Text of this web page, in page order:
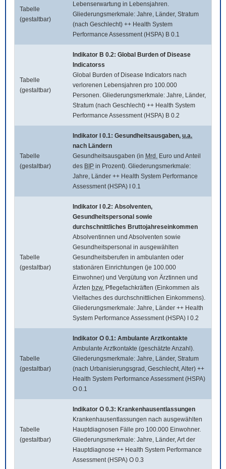
Tabelle
(gestaltbar)
Lebenserwartung in Lebensjahren.
Gliederungsmerkmale: Jahre, Länder, Stratum
(nach Geschlecht) ++ Health System
Performance Assessment (HSPA) B 0.1
Tabelle
(gestaltbar)
Indikator B 0.2: Global Burden of Disease
Indicatorss
Global Burden of Disease Indicators nach
verlorenen Lebensjahren pro 100.000
Personen. Gliederungsmerkmale: Jahre, Länder,
Stratum (nach Geschlecht) ++ Health System
Performance Assessment (HSPA) B 0.2
Tabelle
(gestaltbar)
Indikator I 0.1: Gesundheitsausgaben, u.a.
nach Ländern
Gesundheitsausgaben (in Mrd. Euro und Anteil
des BIP in Prozent). Gliederungsmerkmale:
Jahre, Länder ++ Health System Performance
Assessment (HSPA) I 0.1
Tabelle
(gestaltbar)
Indikator I 0.2: Absolventen,
Gesundheitspersonal sowie
durchschnittliches Bruttojahreseinkommen
Absolventinnen und Absolventen sowie
Gesundheitspersonal in ausgewählten
Gesundheitsberufen in ambulanten oder
stationären Einrichtungen (je 100.000
Einwohner) und Vergütung von Ärztinnen und
Ärzten bzw. Pflegefachkräften (Einkommen als
Vielfaches des durchschnittlichen Einkommens).
Gliederungsmerkmale: Jahre, Länder ++ Health
System Performance Assessment (HSPA) I 0.2
Tabelle
(gestaltbar)
Indikator O 0.1: Ambulante Arztkontakte
Ambulante Arztkontakte (geschätzte Anzahl).
Gliederungsmerkmale: Jahre, Länder, Stratum
(nach Urbanisierungsgrad, Geschlecht, Alter) ++
Health System Performance Assessment (HSPA)
O 0.1
Tabelle
(gestaltbar)
Indikator O 0.3: Krankenhausentlassungen
Krankenhausentlassungen nach ausgewählten
Hauptdiagnosen Fälle pro 100.000 Einwohner.
Gliederungsmerkmale: Jahre, Länder, Art der
Hauptdiagnose ++ Health System Performance
Assessment (HSPA) O 0.3